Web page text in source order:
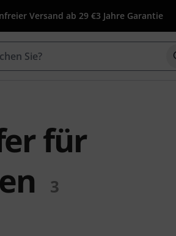
Versand ab 29 €3 Jahre Garantie
für
3